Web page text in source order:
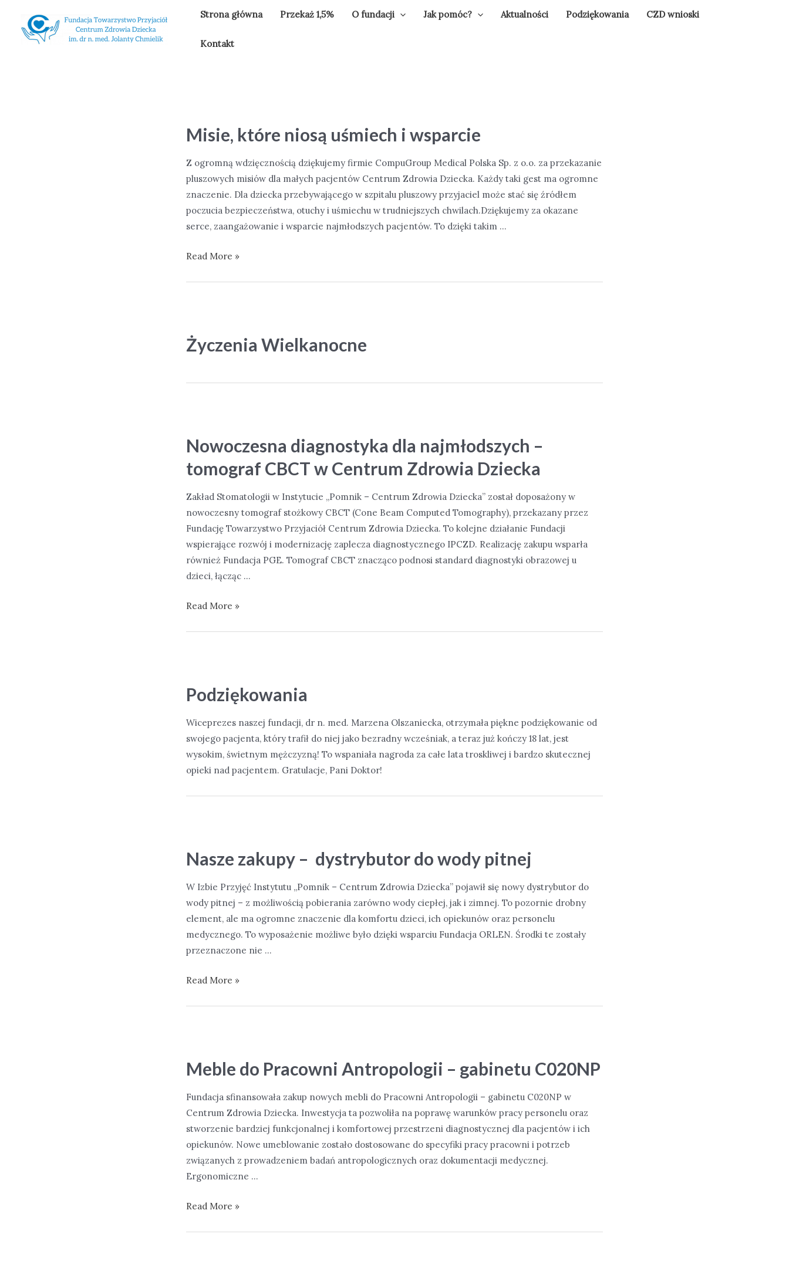
content
Strona główna Przekaż 1,5% O fundacji Jak pomóc? Aktualności Podziękowania CZD wnioski
Kontakt
Misie, które niosą uśmiech i wsparcie
Z ogromną wdzięcznością dziękujemy firmie CompuGroup Medical Polska Sp. z o.o. za przekazanie
pluszowych misiów dla małych pacjentów Centrum Zdrowia Dziecka. Każdy taki gest ma ogromne
znaczenie. Dla dziecka przebywającego w szpitalu pluszowy przyjaciel może stać się źródłem
poczucia bezpieczeństwa, otuchy i uśmiechu w trudniejszych chwilach.Dziękujemy za okazane
serce, zaangażowanie i wsparcie najmłodszych pacjentów. To dzięki takim …
Misie,
wsparcie
Read More »
Życzenia Wielkanocne
Nowoczesna diagnostyka dla najmłodszych –
tomograf CBCT w Centrum Zdrowia Dziecka
Zakład Stomatologii w Instytucie „Pomnik – Centrum Zdrowia Dziecka” został doposażony w
nowoczesny tomograf stożkowy CBCT (Cone Beam Computed Tomography), przekazany przez
Fundację Towarzystwo Przyjaciół Centrum Zdrowia Dziecka. To kolejne działanie Fundacji
wspierające rozwój i modernizację zaplecza diagnostycznego IPCZD. Realizację zakupu wsparła
również Fundacja PGE. Tomograf CBCT znacząco podnosi standard diagnostyki obrazowej u
dzieci, łącząc …
Nowoczesna
CBCT
Centrum
Zdrowia
Dziecka
Read More »
Podziękowania
Wiceprezes naszej fundacji, dr n. med. Marzena Olszaniecka, otrzymała piękne podziękowanie od
swojego pacjenta, który trafił do niej jako bezradny wcześniak, a teraz już kończy 18 lat, jest
wysokim, świetnym mężczyzną! To wspaniała nagroda za całe lata troskliwej i bardzo skutecznej
opieki nad pacjentem. Gratulacje, Pani Doktor!
Nasze zakupy – dystrybutor do wody pitnej
W Izbie Przyjęć Instytutu „Pomnik – Centrum Zdrowia Dziecka” pojawił się nowy dystrybutor do
wody pitnej – z możliwością pobierania zarówno wody ciepłej, jak i zimnej. To pozornie drobny
element, ale ma ogromne znaczenie dla komfortu dzieci, ich opiekunów oraz personelu
medycznego. To wyposażenie możliwe było dzięki wsparciu Fundacja ORLEN. Środki te zostały
przeznaczone nie …
Nasze
pitnej
Read More »
Meble do Pracowni Antropologii – gabinetu C020NP
Fundacja sfinansowała zakup nowych mebli do Pracowni Antropologii – gabinetu C020NP w
Centrum Zdrowia Dziecka. Inwestycja ta pozwoliła na poprawę warunków pracy personelu oraz
stworzenie bardziej funkcjonalnej i komfortowej przestrzeni diagnostycznej dla pacjentów i ich
opiekunów. Nowe umeblowanie zostało dostosowane do specyfiki pracy pracowni i potrzeb
związanych z prowadzeniem badań antropologicznych oraz dokumentacji medycznej.
Ergonomiczne …
Meble
Read More »